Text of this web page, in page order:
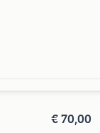
€ 70,00